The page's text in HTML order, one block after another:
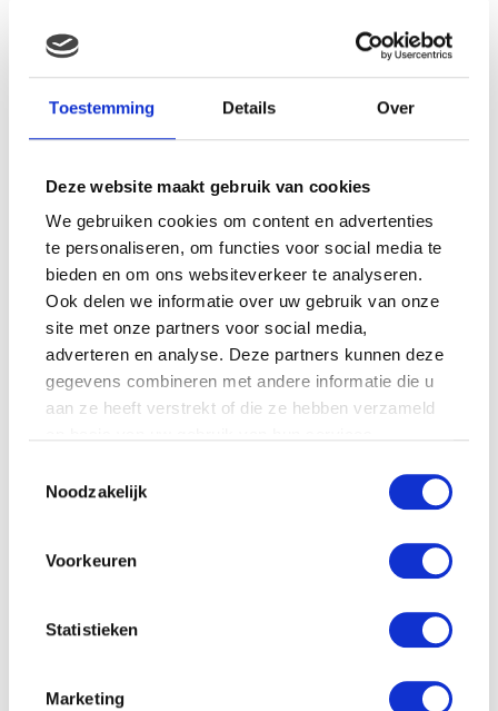
Toestemming Details Over
Deze website maakt gebruik van cookies
We gebruiken cookies om content en advertenties
te personaliseren, om functies voor social media te
bieden en om ons websiteverkeer te analyseren.
Ook delen we informatie over uw gebruik van onze
site met onze partners voor social media,
adverteren en analyse. Deze partners kunnen deze
gegevens combineren met andere informatie die u
aan ze heeft verstrekt of die ze hebben verzameld
Noodzakelijk
Voorkeuren
Statistieken
Marketing
E-mail*
Gerelateerde producten
10.91
WITTE ZEEHOND MET
BEANS (30CM,HT)